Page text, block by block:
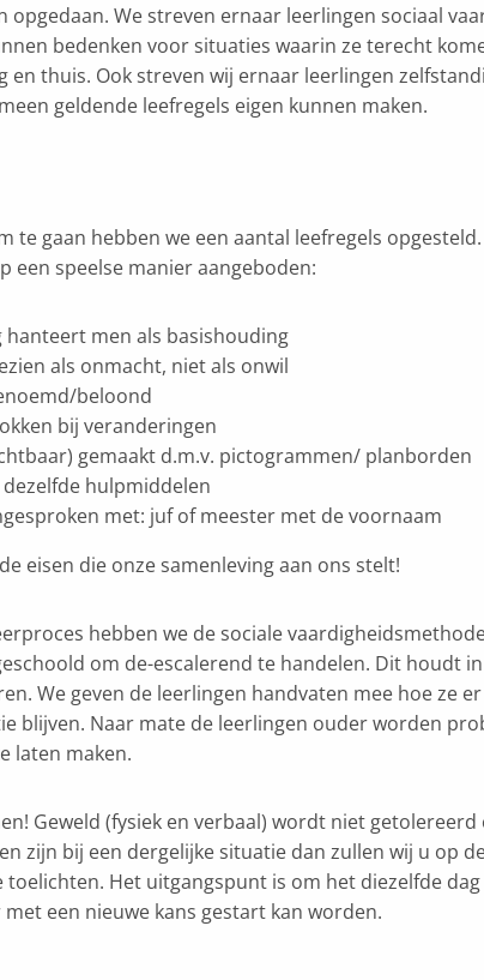
We streven ernaar leerlingen sociaal
bedenken voor situaties waarin ze terecht
thuis. Ook streven wij ernaar leerlingen
geldende leefregels eigen kunnen maken.
te gaan hebben we een aantal leefregels
een speelse manier aangeboden:
hanteert men als basishouding
als onmacht, niet als onwil
beloond
bij veranderingen
gemaakt d.m.v. pictogrammen/ planborden
hulpmiddelen
met: juf of meester met de voornaam
eisen die onze samenleving aan ons stelt!
hebben we de sociale
om de-escalerend te handelen. Dit houdt
We geven de leerlingen handvaten mee hoe ze
blijven. Naar mate de leerlingen ouder worden
laten maken.
Geweld (fysiek en verbaal) wordt niet getolereerd
zijn bij een dergelijke situatie dan zullen wij u op
Het uitgangspunt is om het diezelfde
een nieuwe kans gestart kan worden.